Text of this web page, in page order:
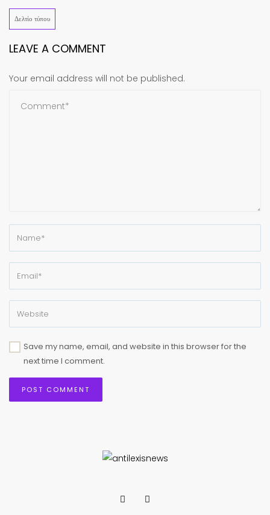
Δελτίο τύπου
LEAVE A COMMENT
Your email address will not be published.
Save my name, email, and website in this browser for the
next time I comment.